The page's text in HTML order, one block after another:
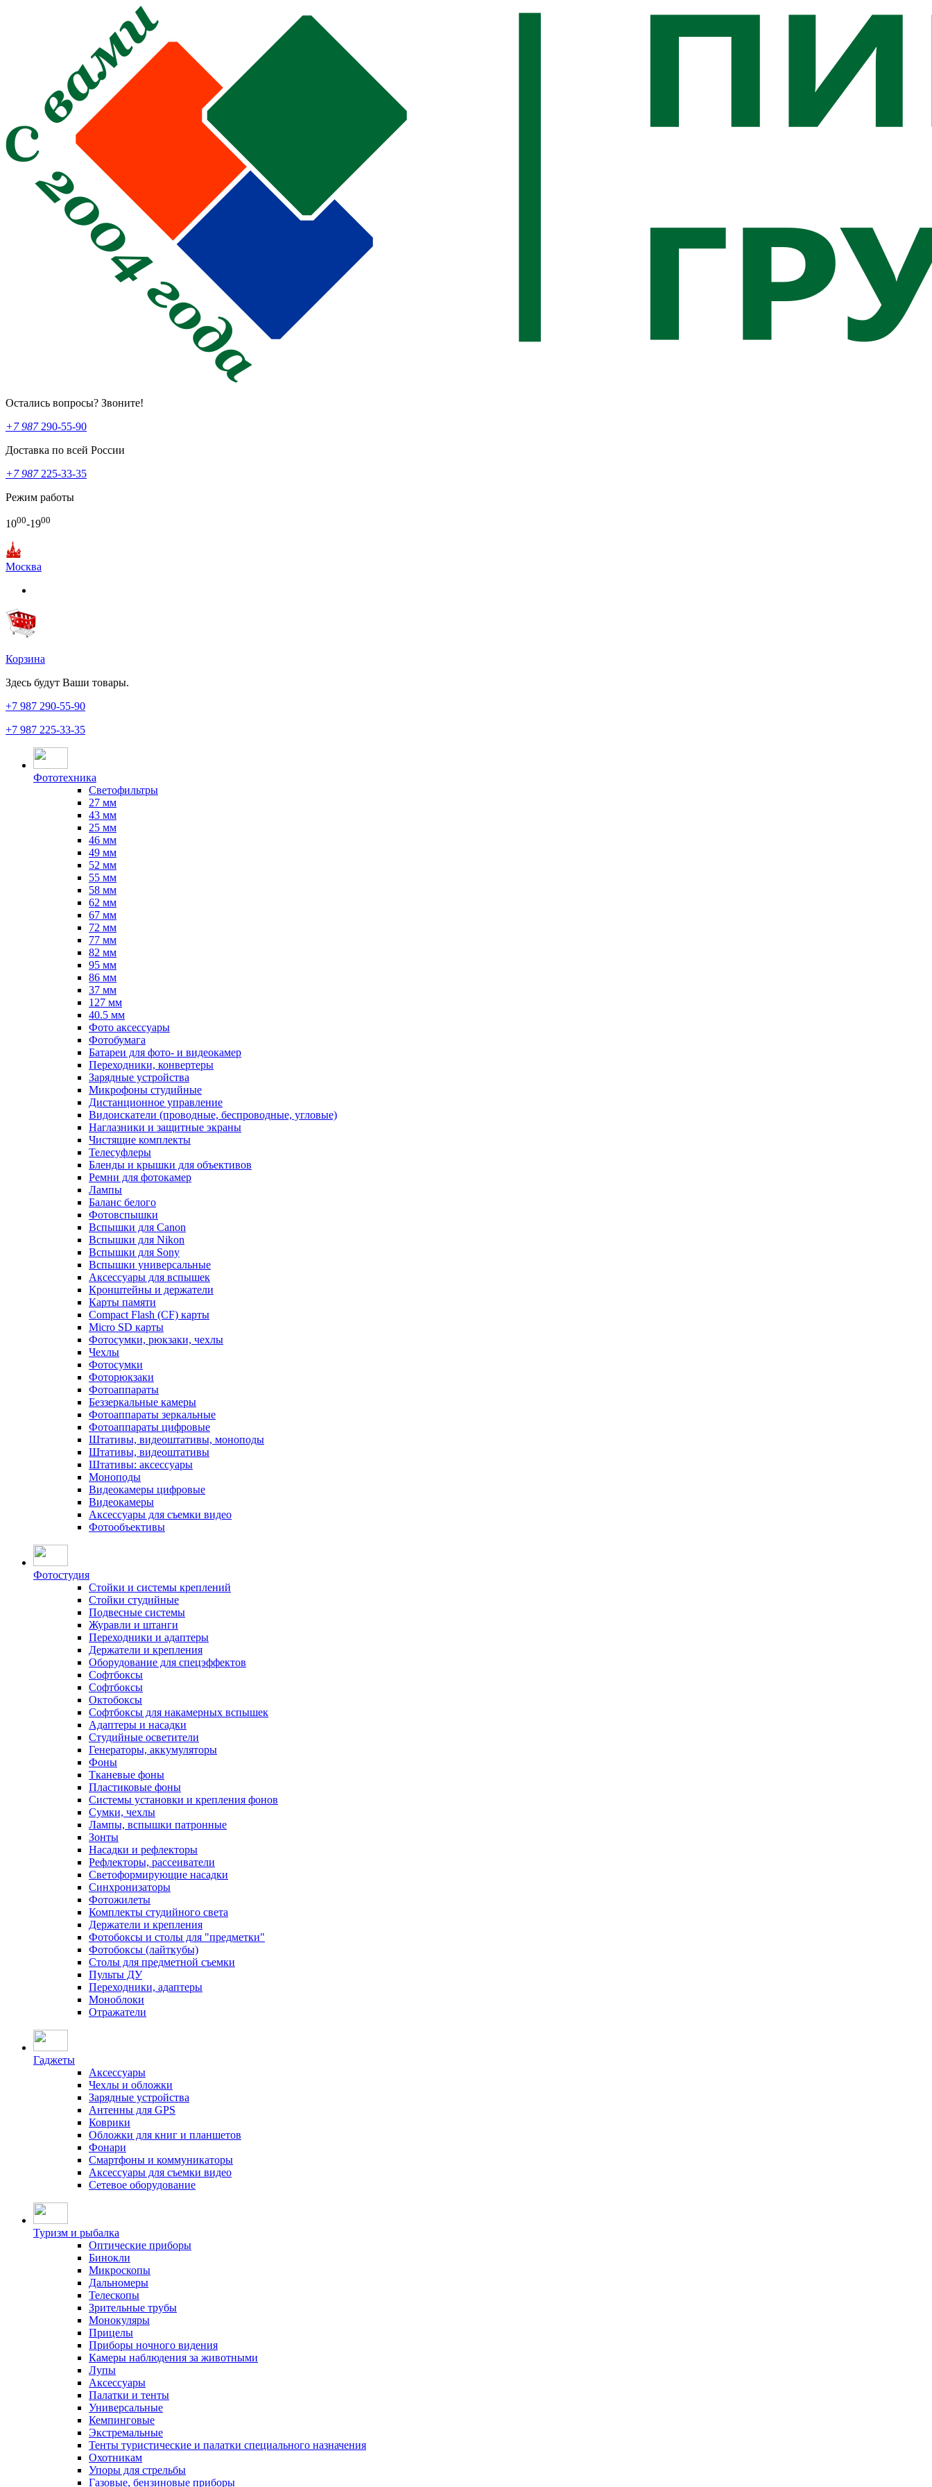
Остались вопросы? Звоните!
+7 987290-55-90
Доставка по всей России
+7 987225-33-35
Режим работы
1000-1900
Москва
Корзина
Здесь будут Ваши товары.
+7 987 290-55-90
+7 987 225-33-35
Фототехника
Светофильтры
27 мм
43 мм
25 мм
46 мм
49 мм
52 мм
55 мм
58 мм
62 мм
67 мм
72 мм
77 мм
82 мм
95 мм
86 мм
37 мм
127 мм
40.5 мм
Фото аксессуары
Фотобумага
Батареи для фото- и видеокамер
Переходники, конвертеры
Зарядные устройства
Микрофоны студийные
Дистанционное управление
Видоискатели (проводные, беспроводные, угловые)
Наглазники и защитные экраны
Чистящие комплекты
Телесуфлеры
Бленды и крышки для объективов
Ремни для фотокамер
Лампы
Баланс белого
Фотовспышки
Вспышки для Canon
Вспышки для Nikon
Вспышки для Sony
Вспышки универсальные
Аксесcуары для вспышек
Кронштейны и держатели
Карты памяти
Compact Flash (CF) карты
Micro SD карты
Фотосумки, рюкзаки, чехлы
Чехлы
Фотосумки
Фоторюкзаки
Фотоаппараты
Беззеркальные камеры
Фотоаппараты зеркальные
Фотоаппараты цифровые
Штативы, видеоштативы, моноподы
Штативы, видеоштативы
Штативы: аксессуары
Моноподы
Видеокамеры цифровые
Видеокамеры
Аксессуары для съемки видео
Фотообъективы
Фотостудия
Стойки и системы креплений
Стойки студийные
Подвесные системы
Журавли и штанги
Переходники и адаптеры
Держатели и крепления
Оборудование для спецэффектов
Софтбоксы
Софтбоксы
Октобоксы
Софтбоксы для накамерных вспышек
Адаптеры и насадки
Студийные осветители
Генераторы, аккумуляторы
Фоны
Тканевые фоны
Пластиковые фоны
Системы установки и крепления фонов
Сумки, чехлы
Лампы, вспышки патронные
Зонты
Насадки и рефлекторы
Рефлекторы, рассеиватели
Светоформирующие насадки
Синхронизаторы
Фотожилеты
Комплекты студийного света
Держатели и крепления
Фотобоксы и столы для "предметки"
Фотобоксы (лайткубы)
Столы для предметной съемки
Пульты ДУ
Переходники, адаптеры
Моноблоки
Отражатели
Гаджеты
Аксессуары
Чехлы и обложки
Зарядные устройства
Антенны для GPS
Коврики
Обложки для книг и планшетов
Фонари
Смартфоны и коммуникаторы
Аксессуары для съемки видео
Сетевое оборудование
Туризм и рыбалка
Оптические приборы
Бинокли
Микроскопы
Дальномеры
Телескопы
Зрительные трубы
Монокуляры
Прицелы
Приборы ночного видения
Камеры наблюдения за животными
Лупы
Аксессуары
Палатки и тенты
Универсальные
Кемпинговые
Экстремальные
Тенты туристические и палатки специального назначения
Охотникам
Упоры для стрельбы
Газовые, бензиновые приборы